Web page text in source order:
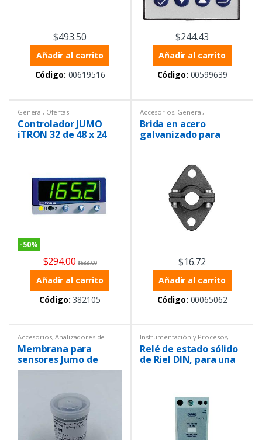
$493.50
Añadir al carrito
Código: 00619516
$244.43
Añadir al carrito
Código: 00599639
General, Ofertas
Controlador JUMO
iTRON 32 de 48 x 24
-50%
$294.00 $588.00
Añadir al carrito
Código: 382105
Accesorios, General,
Temperatura
Brida en acero
galvanizado para
tubo de protección ø6
$16.72
Añadir al carrito
Código: 00065062
Accesorios,Analizadores de
y Procesos,Sensores
Membrana para
sensores Jumo de
Ozono, Dióxido de
Instrumentación y Procesos,
Relé de estado sólido
de Riel DIN, para una